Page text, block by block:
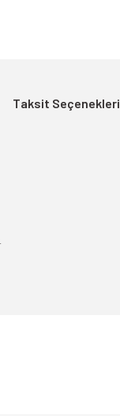
Taksit Seçenekleri